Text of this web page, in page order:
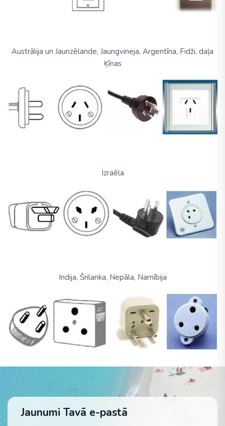
Austrālija un Jaunzēlande, Jaungvineja, Argentīna, Fidži, daļa
Ķīnas
Izraēla
Indija, Šrilanka, Nepāla, Namībija
Jaunumi Tavā e-pastā